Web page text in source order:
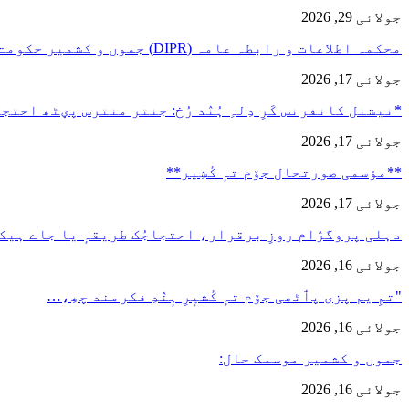
جولائی 29, 2026
محکمہ اطلاعات و رابطہ عامہ (DIPR) جموں و کشمیر حکومت طرفہ…
جولائی 17, 2026
*نیشنل کانفرنس کَرِ دِلہِ ہُنٛد رُخ: جنتر منترس پؠٹھ
جولائی 17, 2026
**مؤسمی صورتحال جۆم تہٕ کٔشِیر**
جولائی 17, 2026
دہلی پروگرٛام روزِ برقرار، احتجاجُک طریقہٕ یا جاے
جولائی 16, 2026
"تمِ یم پزی پٲٹھی جۆم تہٕ کٔشیٖرِ ہٕنٛدِ فکرمند چھِ،…
جولائی 16, 2026
جموں و کشمیر موسمک حال:
جولائی 16, 2026